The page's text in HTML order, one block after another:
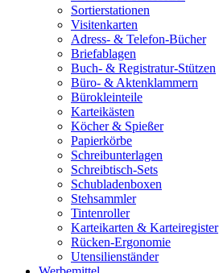
Sortierstationen
Visitenkarten
Adress- & Telefon-Bücher
Briefablagen
Buch- & Registratur-Stützen
Büro- & Aktenklammern
Bürokleinteile
Karteikästen
Köcher & Spießer
Papierkörbe
Schreibunterlagen
Schreibtisch-Sets
Schubladenboxen
Stehsammler
Tintenroller
Karteikarten & Karteiregister
Rücken-Ergonomie
Utensilienständer